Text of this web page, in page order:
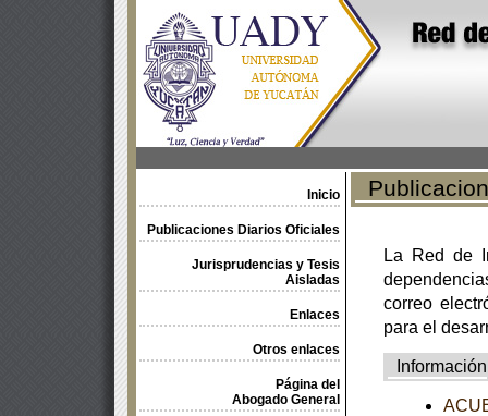
Inicio
Publicaciones Diarios Oficiales
Jurisprudencias y Tesis
Aisladas
Enlaces
Otros enlaces
Página del
Abogado General
La Red de
correo
para el
Información